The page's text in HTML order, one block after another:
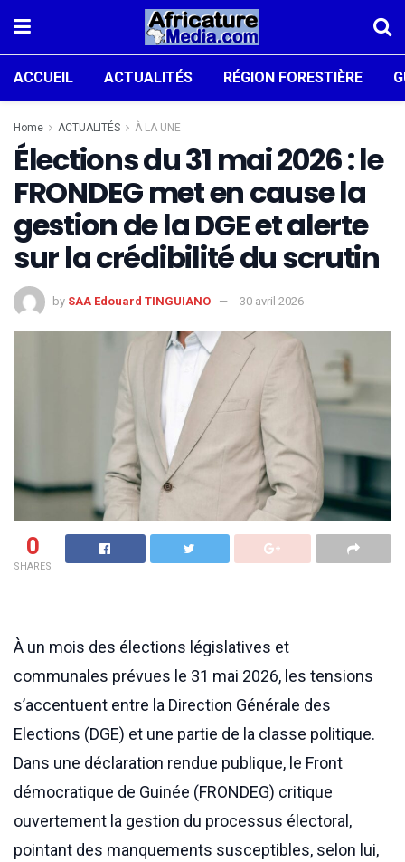
ACCUEIL ACTUALITÉS RÉGION FORESTIÈRE
Home ACTUALITÉS À LA UNE
Élections du 31 mai 2026 : le
FRONDEG met en cause la
gestion de la DGE et alerte
sur la crédibilité du scrutin
by SAA Edouard TINGUIANO 30 avril 2026
0
SHARES
À un mois des élections législatives et
communales prévues le 31 mai 2026, les tensions
s’accentuent entre la Direction Générale des
Elections (DGE) et une partie de la classe politique.
Dans une déclaration rendue publique, le Front
démocratique de Guinée (FRONDEG) critique
ouvertement la gestion du processus électoral,
pointant des manquements susceptibles, selon lui,